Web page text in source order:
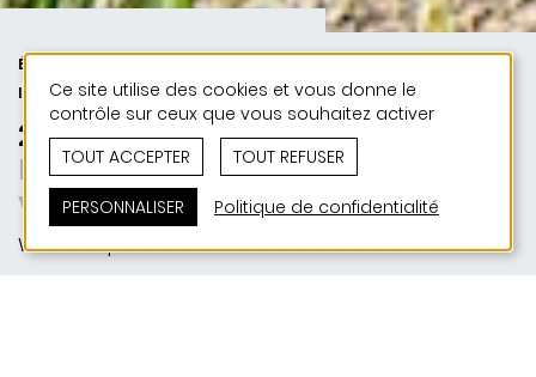
ÉDUCATION ET JEUNESSE | PUBLIC
| 50 ANS DE JONAS - 50 PROJETS
2015 | Hall sportif Weiswampach
Der vergessene Entwurf | Die
verpasste Chance
Weiswampach
Ce site utilise des cookies et vous donne le
contrôle sur ceux que vous souhaitez activer
TOUT ACCEPTER
TOUT REFUSER
PERSONNALISER Politique de confidentialité